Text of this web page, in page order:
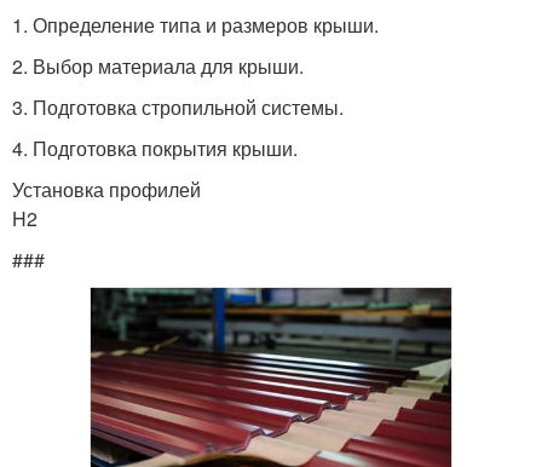
1. Определение типа и размеров крыши.
2. Выбор материала для крыши.
3. Подготовка стропильной системы.
4. Подготовка покрытия крыши.
Установка профилей
H2
###